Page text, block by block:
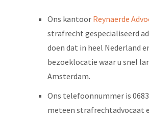
Ons kantoor Reynaerde
strafrecht gespecialiseerd
doen dat in heel Nederland
bezoeklocatie waar u snel
Amsterdam.
Ons telefoonnummer is
meteen strafrechtadvocaat